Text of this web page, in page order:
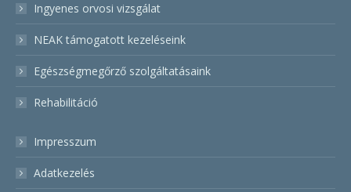
Ingyenes orvosi vizsgálat
NEAK támogatott kezeléseink
Egészségmegőrző szolgáltatásaink
Rehabilitáció
Impresszum
Adatkezelés